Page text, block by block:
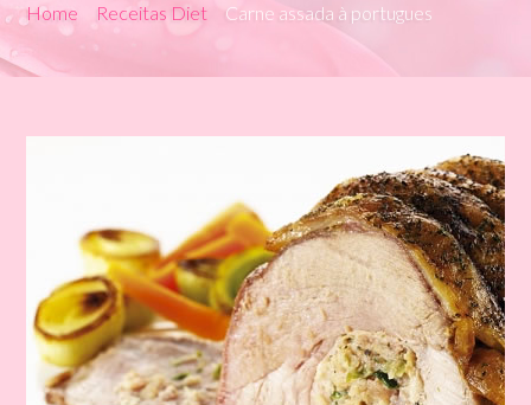
Home Receitas Diet Carne assada à portugues